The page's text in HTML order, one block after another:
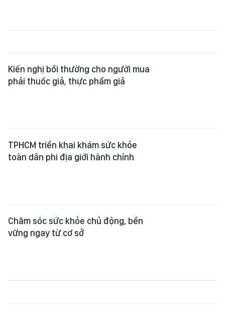
Kiến nghị bồi thường cho người mua
phải thuốc giả, thực phẩm giả
TPHCM triển khai khám sức khỏe
toàn dân phi địa giới hành chính
Chăm sóc sức khỏe chủ động, bền
vững ngay từ cơ sở